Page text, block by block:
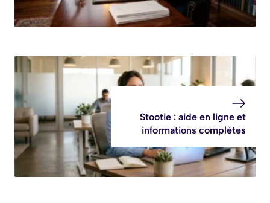
Stootie : aide en ligne et
informations complètes